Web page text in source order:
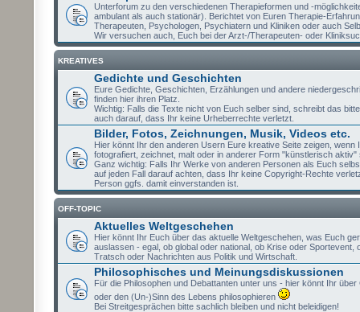
Unterforum zu den verschiedenen Therapieformen und -
ambulant als auch stationär). Berichtet von Euren Therapie-
Therapeuten, Psychologen, Psychiatern und Kliniken oder auch
Wir versuchen auch, Euch bei der Arzt-/Therapeuten- oder
KREATIVES
Gedichte und Geschichten
Eure Gedichte, Geschichten, Erzählungen und andere
finden hier ihren Platz.
Wichtig: Falls die Texte nicht von Euch selber sind, schreibt das
auch darauf, dass Ihr keine Urheberrechte verletzt.
Bilder, Fotos, Zeichnungen, Musik, Videos etc.
Hier könnt Ihr den anderen Usern Eure kreative Seite zeigen, wenn
fotografiert, zeichnet, malt oder in anderer Form "künstlerisch aktiv"
Ganz wichtig: Falls Ihr Werke von anderen Personen als Euch
auf jeden Fall darauf achten, dass Ihr keine Copyright-Rechte
Person ggfs. damit einverstanden ist.
OFF-TOPIC
Aktuelles Weltgeschehen
Hier könnt Ihr Euch über das aktuelle Weltgeschehen, was Euch
auslassen - egal, ob global oder national, ob Krise oder Sportevent,
Tratsch oder Nachrichten aus Politik und Wirtschaft.
Philosophisches und Meinungsdiskussionen
Für die Philosophen und Debattanten unter uns - hier könnt Ihr über
oder den (Un-)Sinn des Lebens philosophieren
Bei Streitgesprächen bitte sachlich bleiben und nicht beleidigen!